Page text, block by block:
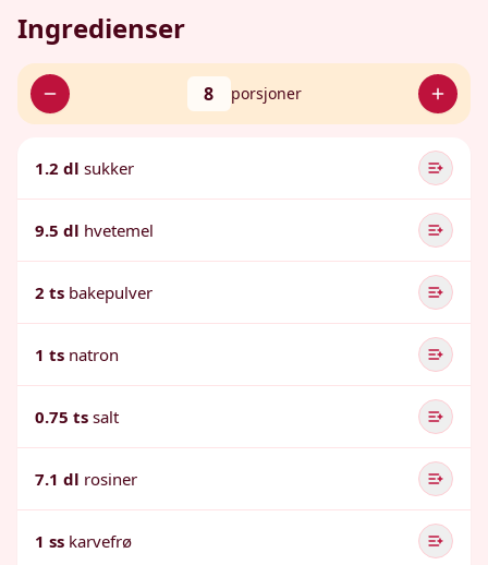
Ingredienser
8 porsjoner
1.2 dl sukker
9.5 dl hvetemel
2 ts bakepulver
1 ts natron
0.75 ts salt
7.1 dl rosiner
1 ss karvefrø